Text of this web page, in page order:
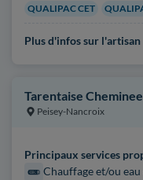
QUALIPAC CET
Plus d'infos sur l'artisan
Tarentaise
Peisey-Nancroix
Principaux services
Chauffage et/ou